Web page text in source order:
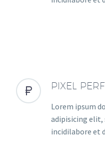

 PIXEL
Lorem ipsum
adipisicing elit,
incidilabore et